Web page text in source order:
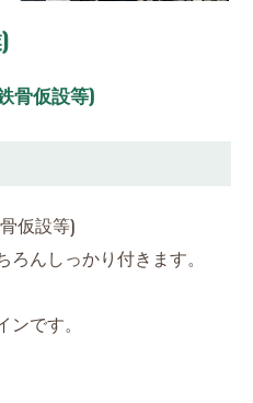
骨仮設等)
仮設等)
んしっかり付きます。
です。